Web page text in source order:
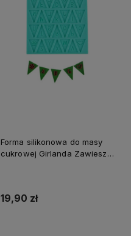
Forma silikonowa do masy
cukrowej Girlanda Zawieszki
19,90 zł